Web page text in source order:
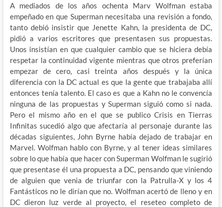
A mediados de los años ochenta Marv Wolfman estaba
empeñado en que Superman necesitaba una revisión a fondo,
tanto debió insistir que Jenette Kahn, la presidenta de DC,
pidió a varios escritores que presentasen sus propuestas.
Unos insistían en que cualquier cambio que se hiciera debía
respetar la continuidad vigente mientras que otros preferían
empezar de cero, casi treinta años después y la única
diferencia con la DC actual es que la gente que trabajaba allí
entonces tenía talento. El caso es que a Kahn no le convencía
ninguna de las propuestas y Superman siguió como si nada.
Pero el mismo año en el que se publico Crisis en Tierras
Infinitas sucedió algo que afectaría al personaje durante las
décadas siguientes, John Byrne había dejado de trabajar en
Marvel. Wolfman hablo con Byrne, y al tener ideas similares
sobre lo que había que hacer con Superman Wolfman le sugirió
que presentase él una propuesta a DC, pensando que viniendo
de alguien que venia de triunfar con la Patrulla-X y los 4
Fantásticos no le dirían que no. Wolfman acertó de lleno y en
DC dieron luz verde al proyecto, el reseteo completo de